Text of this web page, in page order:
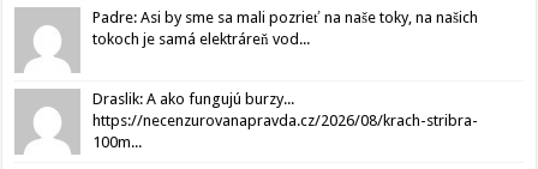
Padre: Asi by sme sa mali pozrieť na naše toky, na našich
tokoch je samá elektráreň vod...
Draslik: A ako fungujú burzy...
https://necenzurovanapravda.cz/2026/08/krach-stribra-
100m...